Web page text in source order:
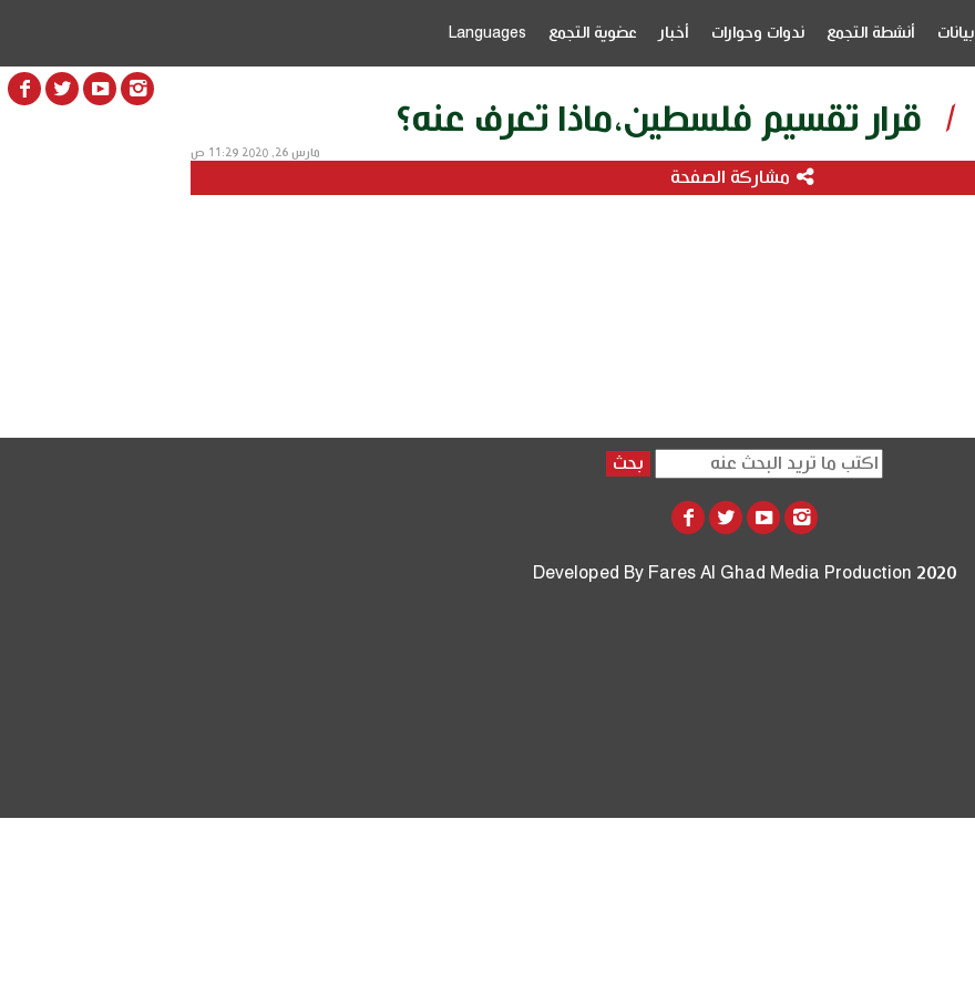
بيانات أنشطة التجمع ندوات وحوارات أخبار عضوية التجمع Languages
/ قرار تقسيم فلسطين،ماذا تعرف عنه؟
مارس 26, 2020 11:29 ص
مشاركة الصفحة
بحث
Developed By Fares Al Ghad Media Production 2020